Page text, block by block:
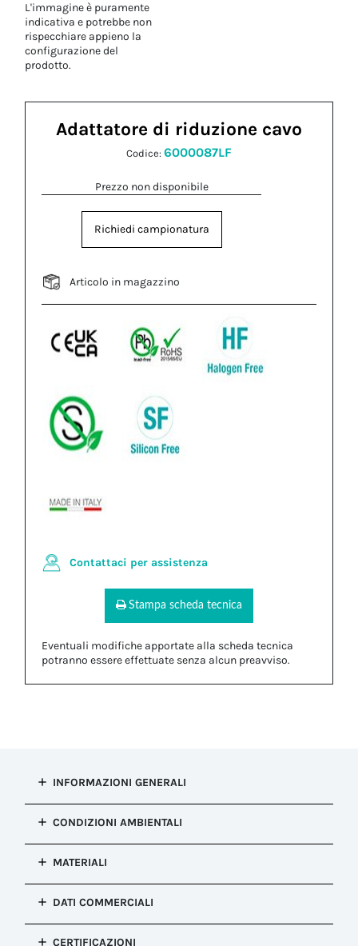
L'immagine è puramente
indicativa e potrebbe non
rispecchiare appieno la
configurazione del
prodotto.
Adattatore di riduzione cavo
Codice: 6000087LF
Prezzo non disponibile
Richiedi campionatura
Articolo in magazzino
Contattaci per assistenza
Stampa scheda tecnica
Eventuali modifiche apportate alla scheda tecnica
potranno essere effettuate senza alcun preavviso.
INFORMAZIONI GENERALI
installazione
Riduzione Cavo
Configurazione
Colore
Dimensioni
CONDIZIONI AMBIENTALI
corrosione
Salt mist test : EN60068-2-11:2000
Temperatura
MATERIALI
POMDATI COMMERCIALI
CERTIFICAZIONI